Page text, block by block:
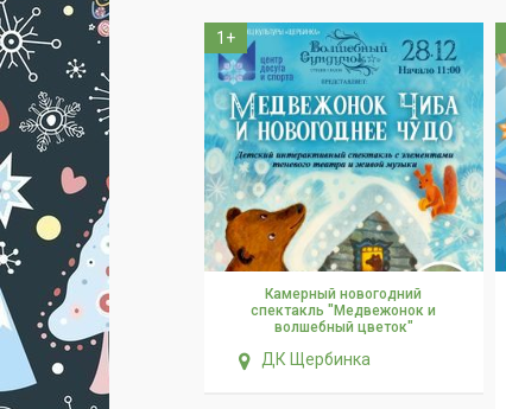
1+
Камерный новогодний
спектакль "Медвежонок и
волшебный цветок"
ДК Щербинка